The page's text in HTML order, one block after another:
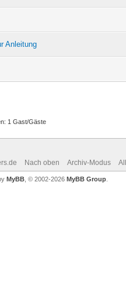
Anleitung
1 Gast/Gäste
Nach oben Archiv-Modus
MyBB , © 2002-2026 MyBB Group